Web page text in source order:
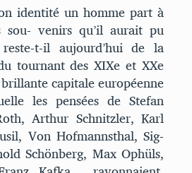
identité un homme part à
sou- venirs qu’il aurait pu
t-il aujourd’hui de la
tournant des XIXe et XXe
capitale européenne
les pensées de Stefan
Arthur Schnitzler, Karl
Von Hofmannsthal, Sig-
Schönberg, Max Ophüls,